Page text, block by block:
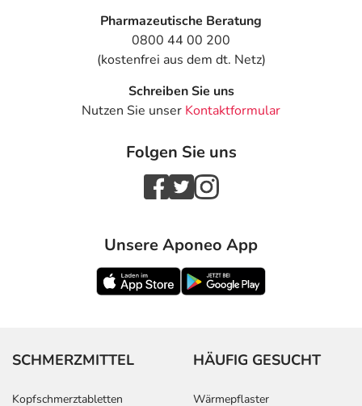
Pharmazeutische Beratung
0800 44 00 200
(kostenfrei aus dem dt. Netz)
Schreiben Sie uns
Nutzen Sie unser Kontaktformular
Folgen Sie uns
Unsere Aponeo App
SCHMERZMITTEL
Kopfschmerztabletten
HÄUFIG GESUCHT
Wärmepflaster